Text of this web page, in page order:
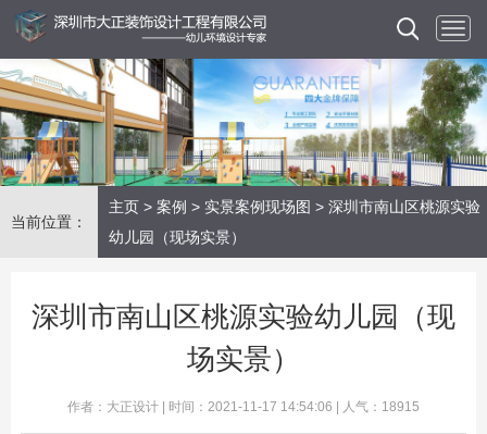
当前位置：
主页 > 案例 > 实景案例现场图 > 深圳市南山区桃源实验
幼儿园（现场实景）
深圳市南山区桃源实验幼儿园（现
场实景）
作者：大正设计 | 时间：2021-11-17 14:54:06 | 人气：18915